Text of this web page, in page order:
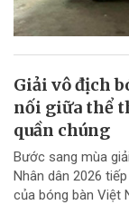
Giải vô địch
nối giữa thể
quần chúng
Bước sang mùa
Nhân dân 2026
của bóng bàn Việt